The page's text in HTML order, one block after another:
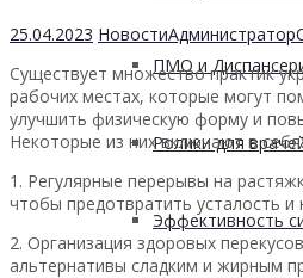
ПМО и
Ролики для
Эффективность
25.04.2023 НовостиАдминистратор
Существует множество практик
рабочих местах, которые могут
улучшить физическую форму и
Некоторые из них включают в себя:
1. Регулярные перерывы на
чтобы предотвратить усталость и
2. Организация здоровых
альтернативы сладким и жирным